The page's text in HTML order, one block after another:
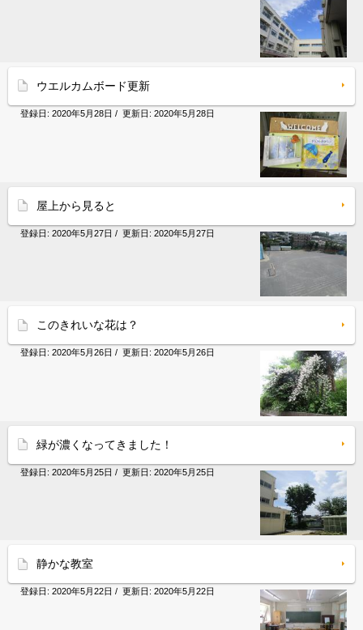
ウエルカムボード更新
登録日: 2020年5月28日 / 更新日: 2020年5月28日
屋上から見ると
登録日: 2020年5月27日 / 更新日: 2020年5月27日
このきれいな花は？
登録日: 2020年5月26日 / 更新日: 2020年5月26日
緑が濃くなってきました！
登録日: 2020年5月25日 / 更新日: 2020年5月25日
静かな教室
登録日: 2020年5月22日 / 更新日: 2020年5月22日